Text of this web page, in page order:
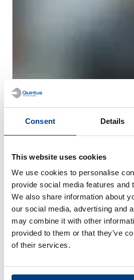
Consent Details
This website uses cookies
We use cookies to personalise
provide social media features and
We also share information about
our social media, advertising and
may combine it with other
provided to them or that they’ve
of their services.
퀸터스는 트레스타 레이저
산성 향상을 지원합니다.